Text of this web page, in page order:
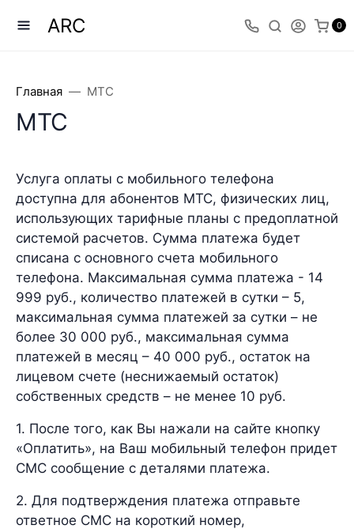
ARC 0
Главная МТС
МТС
Услуга оплаты с мобильного телефона
доступна для абонентов МТС, физических лиц,
использующих тарифные планы с предоплатной
системой расчетов. Сумма платежа будет
списана с основного счета мобильного
телефона. Максимальная сумма платежа - 14
999 руб., количество платежей в сутки – 5,
максимальная сумма платежей за сутки – не
более 30 000 руб., максимальная сумма
платежей в месяц – 40 000 руб., остаток на
лицевом счете (неснижаемый остаток)
собственных средств – не менее 10 руб.
1. После того, как Вы нажали на сайте кнопку
«Оплатить», на Ваш мобильный телефон придет
СМС сообщение с деталями платежа.
2. Для подтверждения платежа отправьте
ответное СМС на короткий номер,